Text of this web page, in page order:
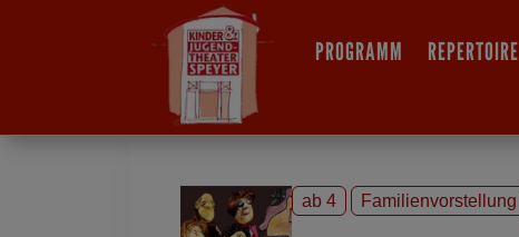
PROGRAMM REPERTOIRE
ab 4 Familienvorstellung